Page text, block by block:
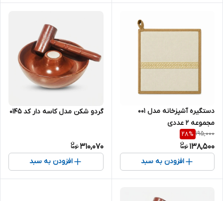
دستگیره آشپزخانه مدل 001
مجموعه 2 عددی
195,000
28%
138,500
افزودن به سبد
گردو شکن مدل کاسه دار کد 0145
310,070
افزودن به سبد